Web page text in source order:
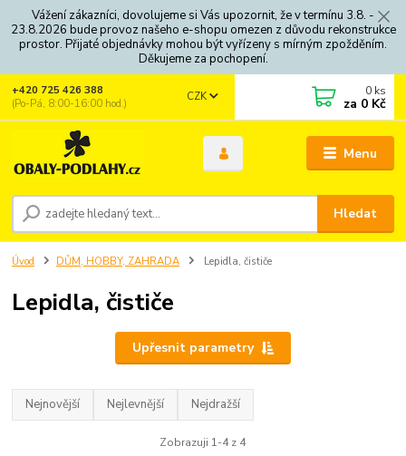
Vážení zákazníci, dovolujeme si Vás upozornit, že v termínu 3.8. -
23.8.2026 bude provoz našeho e-shopu omezen z důvodu rekonstrukce
prostor. Přijaté objednávky mohou být vyřízeny s mírným zpožděním.
Děkujeme za pochopení.
Menu
CZK
Hledat
+420 725 426 388
(Po-Pá, 8:00-16:00 hod.)
0 ks
za 0 Kč
Úvod DŮM, HOBBY, ZAHRADA Lepidla, čističe
Lepidla, čističe
Upřesnit parametry
Nejnovější Nejlevnější Nejdražší
Zobrazuji 1-4 z 4